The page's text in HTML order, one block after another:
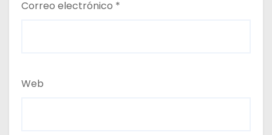
Correo electrónico *
Web